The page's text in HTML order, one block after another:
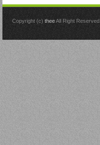
Copyright (c) theeAll Right Reserved.